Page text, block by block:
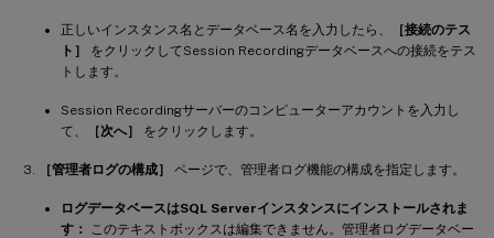
正しいインスタンス名とデータベース名を入力したら、
［接続のテス
ト］
をクリックしてSession Recordingデータベースへの接続をテス
トします。
Session Recordingサーバーのコンピューターアカウントを入力し
て、
［次へ］ をクリックします。
［管理者ログの構成］ ページで、管理者ログ機能の構成を指定します。
ログデータベースはSQL Serverインスタンスにインストールされま
す：
このテキストボックスは編集できません。管理者ログデータベー